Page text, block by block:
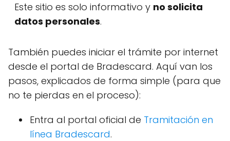
Este sitio es solo informativo y no solicita
datos personales.
También puedes iniciar el trámite por internet
desde el portal de Bradescard. Aquí van los
pasos, explicados de forma simple (para que
no te pierdas en el proceso):
Entra al portal oficial de Tramitación en
línea Bradescard.